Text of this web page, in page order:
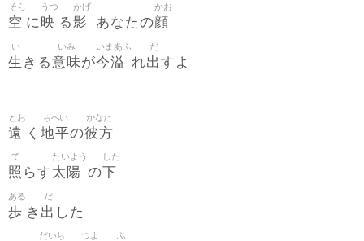
空
そら
に映
うつ
る影
かげ
あなたの顔
かお
生
い
きる意味
いみ
が今溢
いまあふ
れ出
だ
すよ
遠
とお
く 地平
ちへい
の彼方
かなた
照
て
らす太陽
たいよう
の下
した
歩
ある
き 出
だ
した
だいち つよ ふ